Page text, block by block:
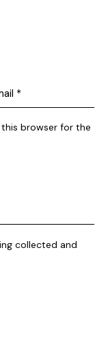
browser for the
collected and